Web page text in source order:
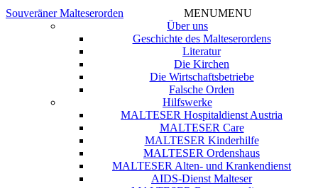
Souveräner Malteserorden
MENUMENU
Über uns
Geschichte des Malteserordens
Literatur
Die Kirchen
Die Wirtschaftsbetriebe
Falsche Orden
Hilfswerke
MALTESER Hospitaldienst Austria
MALTESER Care
MALTESER Kinderhilfe
MALTESER Ordenshaus
MALTESER Alten- und Krankendienst
AIDS-Dienst Malteser